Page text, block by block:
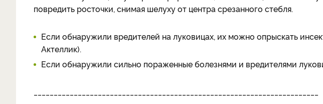
повредить росточки, снимая шелуху от центра срезанного стебля.
Если обнаружили вредителей на луковицах, их можно опрыскать
Актеллик).
Если обнаружили сильно пораженные болезнями и вредителями